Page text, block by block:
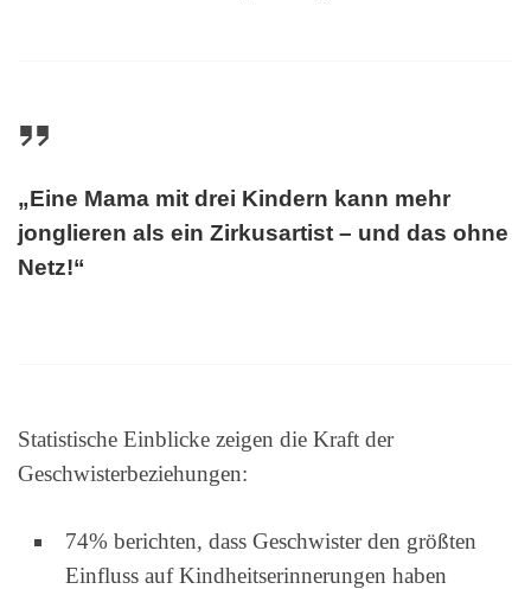
„Eine Mama mit drei Kindern kann mehr
jonglieren als ein Zirkusartist – und das ohne
Netz!“
Statistische Einblicke zeigen die Kraft der
Geschwisterbeziehungen:
74% berichten, dass Geschwister den größten
Einfluss auf Kindheitserinnerungen haben